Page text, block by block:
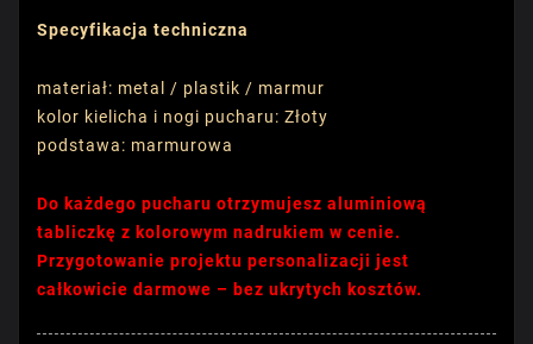
Specyfikacja techniczna
materiał: metal / plastik / marmur
kolor kielicha i nogi pucharu: Złoty
podstawa: marmurowa
Do każdego pucharu otrzymujesz aluminiową
tabliczkę z kolorowym nadrukiem w cenie.
Przygotowanie projektu personalizacji jest
całkowicie darmowe – bez ukrytych kosztów.